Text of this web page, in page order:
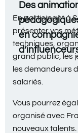
Des
en
En participant à
présenter vos
techniques,
grand public, les
les demandeurs
salariés.
Vous pourrez
organisé avec
nouveaux talents.